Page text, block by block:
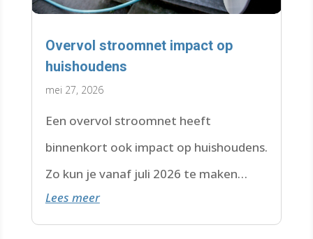
Overvol stroomnet impact op
huishoudens
mei 27, 2026
Een overvol stroomnet heeft
binnenkort ook impact op huishoudens.
Zo kun je vanaf juli 2026 te maken
krijgen met een wachtlijst.
Lees meer